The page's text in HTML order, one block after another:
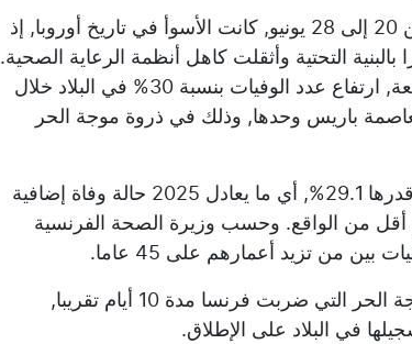
وقال خبراء أن موجة الحر, التي استمرت تقريبا من 20 إلى 28 يونيو, كانت الأسوأ في تاريخ أوروبا, إذ
التحتية وأثقلت كاهل أنظمة الرعاية الصحية.
وفي فرنسا, أعلنت هيئة الصحة العامة, اليوم الجمعة, ارتفاع عدد الوفيات بنسبة 30% في البلاد خلال
28 يونيو, وبنسبة 62% في العاصمة باريس وحدها, وذلك في ذروة موجة الحر
وأفادت هيئة الصحة الفرنسية بأن الزيادة الجديدة قدرها 29.1%, أي ما يعادل 2025 حالة وفاة إضافية
أقل من الواقع. وحسب وزيرة الصحة الفرنسية
من تزيد أعمارهم على 45 عاما.
وتعكس نسبة الـ30% حجم التداعيات الصحية لموجة الحر التي ضربت فرنسا مدة 10 أيام تقريبا,